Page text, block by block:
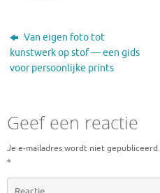
Van eigen foto tot
kunstwerk op stof — een gids
voor persoonlijke prints
Geef een reactie
Je e-mailadres wordt niet gepubliceerd.
*